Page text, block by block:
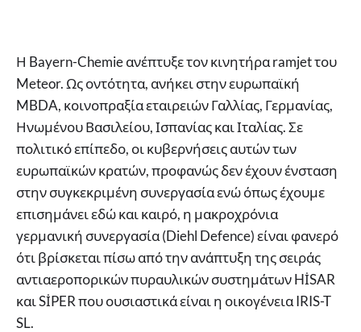
Η Bayern-Chemie ανέπτυξε τον κινητήρα ramjet του
Meteor. Ως οντότητα, ανήκει στην ευρωπαϊκή
MBDA, κοινοπραξία εταιρειών Γαλλίας, Γερμανίας,
Ηνωμένου Βασιλείου, Ισπανίας και Ιταλίας. Σε
πολιτικό επίπεδο, οι κυβερνήσεις αυτών των
ευρωπαϊκών κρατών, προφανώς δεν έχουν ένσταση
στην συγκεκριμένη συνεργασία ενώ όπως έχουμε
επισημάνει εδώ και καιρό, η μακροχρόνια
γερμανική συνεργασία (Diehl Defence) είναι φανερό
ότι βρίσκεται πίσω από την ανάπτυξη της σειράς
αντιαεροπορικών πυραυλικών συστημάτων HİSAR
και SİPER που ουσιαστικά είναι η οικογένεια IRIS-T
SL.